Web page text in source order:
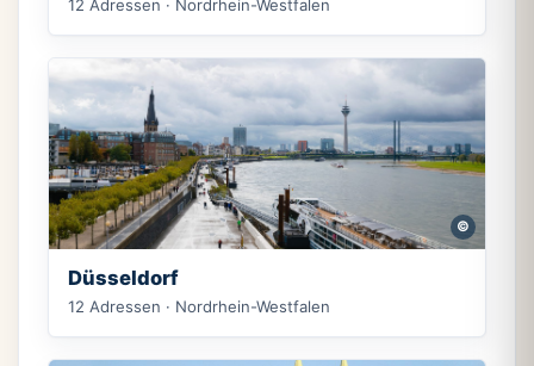
12 Adressen · Nordrhein-Westfalen
©
Düsseldorf
12 Adressen · Nordrhein-Westfalen